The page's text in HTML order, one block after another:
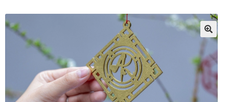
Chất liệu nghệ thuật
Không gian sống
Cách chọn tranh phòng ngủ để mỗi ngày bắt đầu nhẹ
nhàng hơn